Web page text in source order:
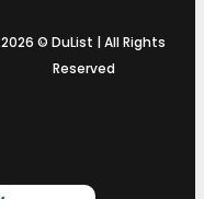
2026 © DuList | All Rights
Reserved